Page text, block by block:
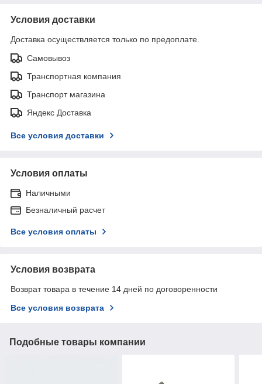
Условия доставки
Доставка осуществляется только по предоплате.
Самовывоз
Транспортная компания
Транспорт магазина
Яндекс Доставка
Все условия доставки
Условия оплаты
Наличными
Безналичный расчет
Все условия оплаты
Условия возврата
Возврат товара в течение 14 дней по договоренности
Все условия возврата
Подобные товары компании